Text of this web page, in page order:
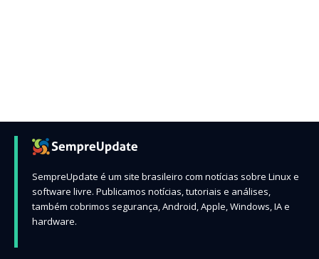
SempreUpdate é um site brasileiro com notícias sobre Linux e
software livre. Publicamos notícias, tutoriais e análises,
também cobrimos segurança, Android, Apple, Windows, IA e
hardware.